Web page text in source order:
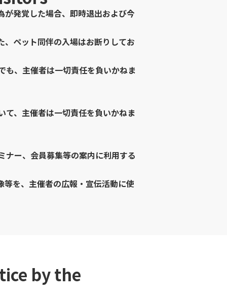
発覚した場合、即時退出および今
ペット同伴の入場はお断りしてお
も、主催者は一切責任を負いかねま
て、主催者は一切責任を負いかねま
ナー、会員募集等の案内に利用する
を、主催者の広報・宣伝活動に使
by the